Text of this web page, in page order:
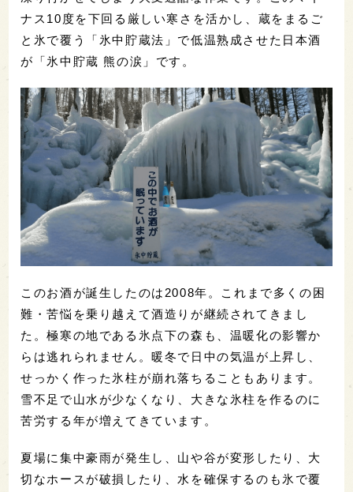
ナス10度を下回る厳しい寒さを活かし、蔵をまるご
と氷で覆う「氷中貯蔵法」で低温熟成させた日本酒
が「氷中貯蔵 熊の涙」です。
このお酒が誕生したのは2008年。これまで多くの困
難・苦悩を乗り越えて酒造りが継続されてきまし
た。極寒の地である氷点下の森も、温暖化の影響か
らは逃れられません。暖冬で日中の気温が上昇し、
せっかく作った氷柱が崩れ落ちることもあります。
雪不足で山水が少なくなり、大きな氷柱を作るのに
苦労する年が増えてきています。
夏場に集中豪雨が発生し、山や谷が変形したり、大
切なホースが破損したり、水を確保するのも氷で覆